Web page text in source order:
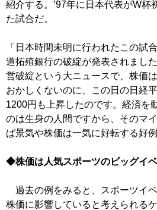
紹介する。’97年に日本代表がW杯
た試合だ。
「日本時間未明に行われたこの試
道拓殖銀行の破綻が発表されまし
営破綻という大ニュースで、株価
おかしくないのに、この日の日経
1200円も上昇したのです。経済を
のは生身の人間ですから、そのマ
ば景気や株価は一気に好転する好例
◆株価は人気スポーツのビッグイ
過去の例をみると、スポーツイ
株価に影響していると考えられる